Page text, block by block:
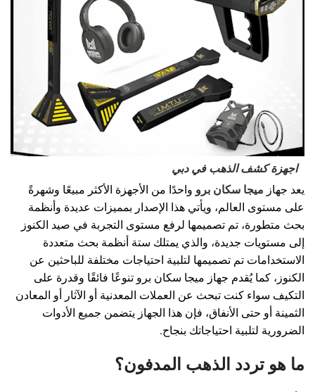
اجهزة كشف الذهب في دبي
يعد جهاز ميجا سكان برو واحدًا من الأجهزة الأكثر مبيعًا وشهرةً
على مستوى العالم، ويأتي هذا الإصدار بمميزات عديدة وأنظمة
بحث متطورة، تم تصميمها لرفع مستوى التجربة في صيد الكنوز
إلى مستويات جديدة، والذي يمتلك ستة أنظمة بحث متعددة
الاستخدامات تم تصميمها لتلبية احتياجات مختلفة للباحثين عن
الكنوز، كما يُقدم جهاز ميجا سكان برو تنوعًا فائقًا وقدرة على
التكيف سواء كنت تبحث عن العملات المعدنية أو الآثار أو المعادن
الثمينة أو حتى الأنفاق، فإن هذا الجهاز يتضمن جميع الأدوات
الضرورية لتلبية احتياجاتك بنجاح.
ما هو تردد الذهب المدفون؟